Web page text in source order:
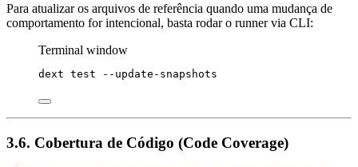
Para atualizar os arquivos de referência quando uma mudança de
comportamento for intencional, basta rodar o runner via CLI:
Terminal window
dext test --update-snapshots
3.6. Cobertura de Código (Code Coverage)